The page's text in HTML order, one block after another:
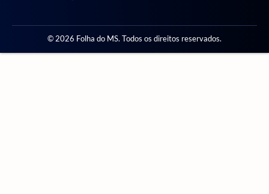
© 2026 Folha do MS. Todos os direitos reservados.